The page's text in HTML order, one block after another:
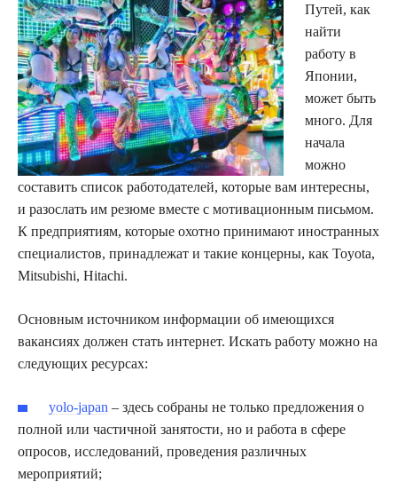
Путей, как
найти
работу в
Японии,
может быть
много. Для
начала
можно
составить список работодателей, которые вам интересны,
и разослать им резюме вместе с мотивационным письмом.
К предприятиям, которые охотно принимают иностранных
специалистов, принадлежат и такие концерны, как Toyota,
Mitsubishi, Hitachi.
Основным источником информации об имеющихся
вакансиях должен стать интернет. Искать работу можно на
следующих ресурсах:
yolo-japan – здесь собраны не только предложения о
полной или частичной занятости, но и работа в сфере
опросов, исследований, проведения различных
мероприятий;